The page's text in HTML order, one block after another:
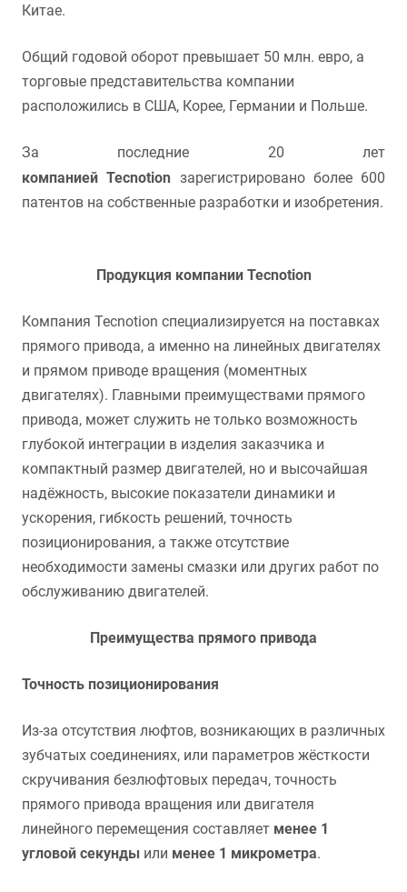
Китае.
Общий годовой оборот превышает 50 млн. евро, а
торговые представительства компании
расположились в США, Корее, Германии и Польше.
За последние 20 лет
компанией Tecnotion зарегистрировано более 600
патентов на собственные разработки и изобретения.
Продукция компании Tecnotion
Компания Tecnotion специализируется на поставках
прямого привода, а именно на линейных двигателях
и прямом приводе вращения (моментных
двигателях). Главными преимуществами прямого
привода, может служить не только возможность
глубокой интеграции в изделия заказчика и
компактный размер двигателей, но и высочайшая
надёжность, высокие показатели динамики и
ускорения, гибкость решений, точность
позиционирования, а также отсутствие
необходимости замены смазки или других работ по
обслуживанию двигателей.
Преимущества прямого привода
Точность позиционирования
Из-за отсутствия люфтов, возникающих в различных
зубчатых соединениях, или параметров жёсткости
скручивания безлюфтовых передач, точность
прямого привода вращения или двигателя
линейного перемещения составляет менее 1
угловой секунды или менее 1 микрометра.